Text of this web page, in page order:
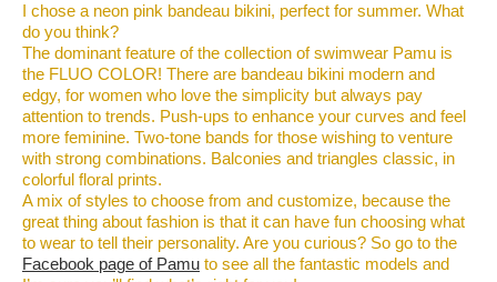
I chose a neon pink bandeau bikini, perfect for summer. What
do you think?
The dominant feature of the collection of swimwear Pamu is
the FLUO COLOR! There are bandeau bikini modern and
edgy, for women who love the simplicity but always pay
attention to trends. Push-ups to enhance your curves and feel
more feminine. Two-tone bands for those wishing to venture
with strong combinations. Balconies and triangles classic, in
colorful floral prints.
A mix of styles to choose from and customize, because the
great thing about fashion is that it can have fun choosing what
to wear to tell their personality. Are you curious? So go to the
Facebook page of Pamu to see all the fantastic models and